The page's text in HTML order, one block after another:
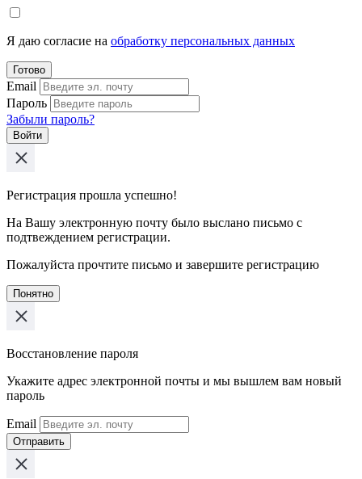
Я даю согласие на обработку персональных данных
Готово
Email
Пароль
Забыли пароль?
Войти
Регистрация прошла успешно!
На Вашу электронную почту было выслано письмо с
подтвеждением регистрации.
Пожалуйста прочтите письмо и завершите регистрацию
Понятно
Восстановление пароля
Укажите адрес электронной почты и мы вышлем вам новый
пароль
Email
Отправить